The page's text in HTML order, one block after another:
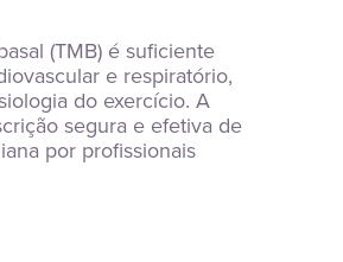
(TMB) é suficiente
e respiratório,
do exercício. A
segura e efetiva de
por profissionais